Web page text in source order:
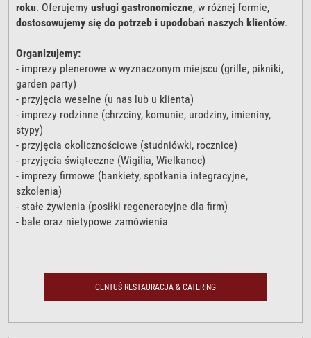
roku. Oferujemyusługi gastronomiczne, w różnej formie,
dostosowujemy się do potrzeb i upodobań naszych klientów.
Organizujemy:
- imprezy plenerowe w wyznaczonym miejscu (grille, pikniki,
garden party)
- przyjęcia weselne (u nas lub u klienta)
- imprezy rodzinne (chrzciny, komunie, urodziny, imieniny,
stypy)
- przyjęcia okolicznościowe (studniówki, rocznice)
- przyjęcia świąteczne (Wigilia, Wielkanoc)
- imprezy firmowe (bankiety, spotkania integracyjne,
szkolenia)
- stałe żywienia (posiłki regeneracyjne dla firm)
- bale oraz nietypowe zamówienia
CENTUŚ RESTAURACJA & CATERING